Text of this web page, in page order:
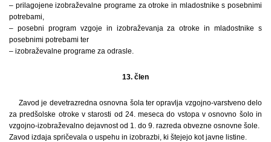
– prilagojene izobraževalne programe za otroke in mladostnike s posebnimi
potrebami,
– posebni program vzgoje in izobraževanja za otroke in mladostnike s
posebnimi potrebami ter
– izobraževalne programe za odrasle.
13. člen
Zavod je devetrazredna osnovna šola ter opravlja vzgojno-varstveno delo
za predšolske otroke v starosti od 24. meseca do vstopa v osnovno šolo in
vzgojno-izobraževalno dejavnost od 1. do 9. razreda obvezne osnovne šole.
Zavod izdaja spričevala o uspehu in izobrazbi, ki štejejo kot javne listine.